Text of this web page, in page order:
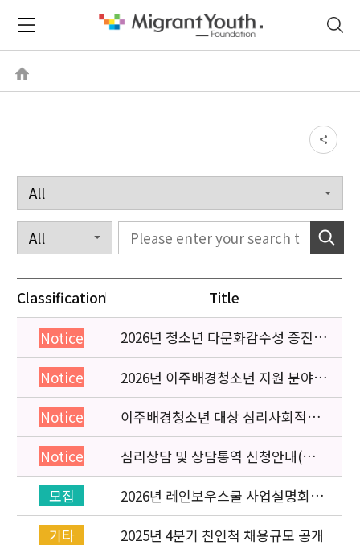
Classification Title
Notice
2026년 청소년 다문화감수성 증진
프로그램 「다가감」신청기관 안내
Notice
2026년 이주배경청소년 지원 분야
종사자 역량강화 교육 일정 안내
Notice
이주배경청소년 대상 심리사회적응
검사 연수동영상 개편 안내
Notice
심리상담 및 상담통역 신청안내(의뢰
서첨부)
모집
2026년 레인보우스쿨 사업설명회(온
라인) 안내
기타
2025년 4분기 친인척 채용규모 공개